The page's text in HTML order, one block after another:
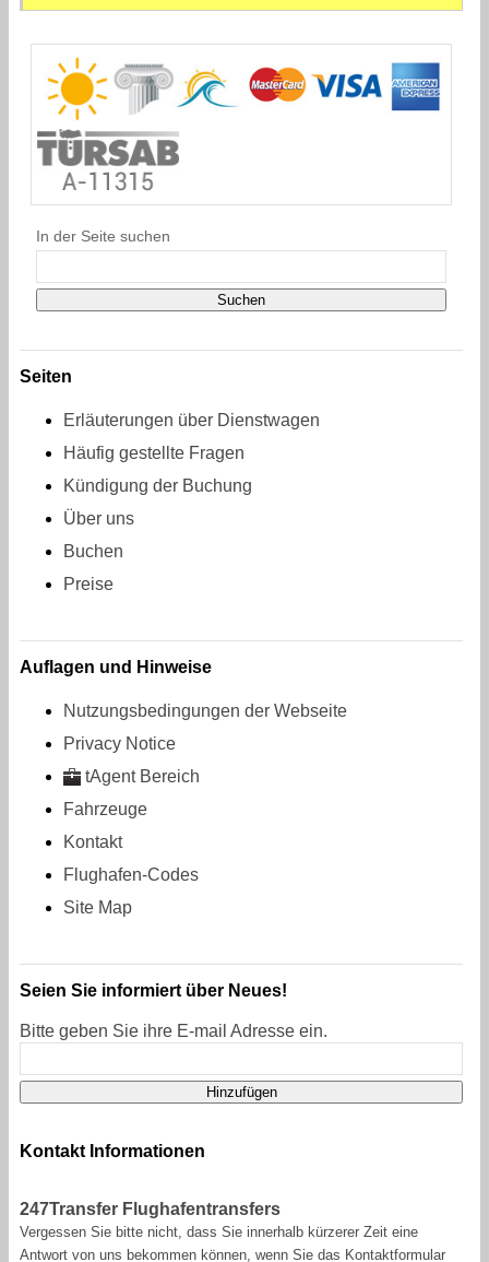
In der Seite suchen
Seiten
Erläuterungen über Dienstwagen
Häufig gestellte Fragen
Kündigung der Buchung
Über uns
Buchen
Preise
Auflagen und Hinweise
Nutzungsbedingungen der Webseite
Privacy Notice
tAgent Bereich
Fahrzeuge
Kontakt
Flughafen-Codes
Site Map
Seien Sie informiert über Neues!
Bitte geben Sie ihre E-mail Adresse ein.
Kontakt Informationen
247Transfer Flughafentransfers
Vergessen Sie bitte nicht, dass Sie innerhalb kürzerer Zeit eine
Antwort von uns bekommen können, wenn Sie das Kontaktformular